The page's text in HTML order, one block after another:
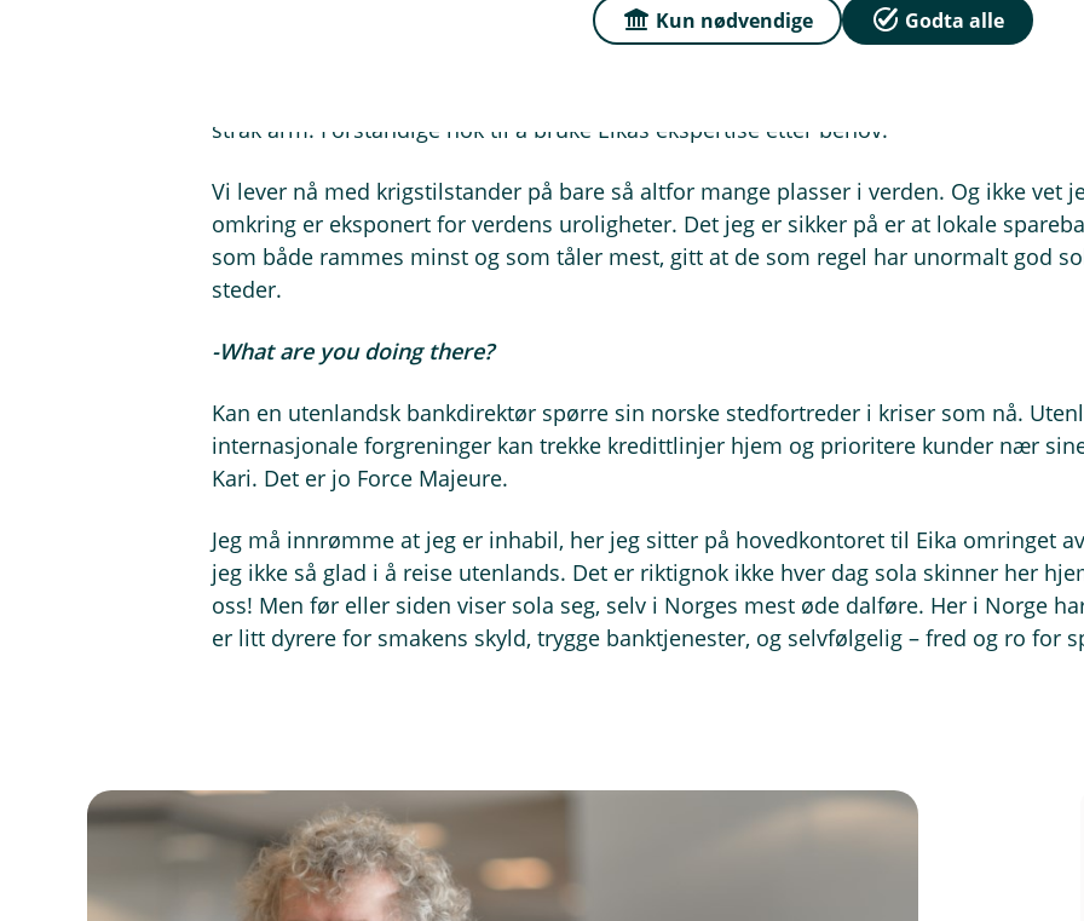
Som svar vil du aldri få: Ka gjør du her?
strak arm. Forstandige nok til å bruke Eikas ekspertise etter behov.
Vi lever nå med krigstilstander på bare så altfor mange plasser i verden. Og ikke vet
omkring er eksponert for verdens uroligheter. Det jeg er sikker på er at lokale
som både rammes minst og som tåler mest, gitt at de som regel har unormalt god
steder.
-What are you doing there?
Kan en utenlandsk bankdirektør spørre sin norske stedfortreder i kriser som nå.
internasjonale forgreninger kan trekke kredittlinjer hjem og prioritere kunder nær
Kari. Det er jo Force Majeure.
Jeg må innrømme at jeg er inhabil, her jeg sitter på hovedkontoret til Eika omringet
jeg ikke så glad i å reise utenlands. Det er riktignok ikke hver dag sola skinner her
oss! Men før eller siden viser sola seg, selv i Norges mest øde dalføre. Her i Norge
er litt dyrere for smakens skyld, trygge banktjenester, og selvfølgelig – fred og ro for
Kun nødvendige Godta alle